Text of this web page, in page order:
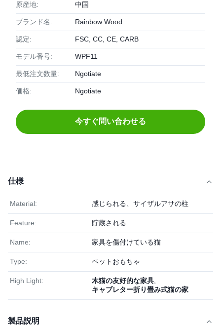
原産地: 中国
ブランド名: Rainbow Wood
認定: FSC, CC, CE, CARB
モデル番号: WPF11
最低注文数量: Ngotiate
価格: Ngotiate
今すぐ問い合わせる
仕様
Material: 感じられる、サイザルアサの柱
Feature: 貯蔵される
Name: 家具を傷付けている猫
Type: ペットおもちゃ
High Light: 木猫の友好的な家具
キャブレター折り畳み式猫の家
製品説明